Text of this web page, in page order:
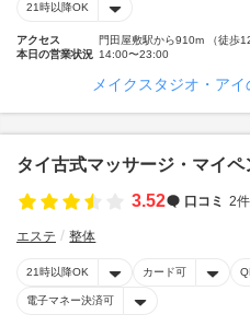
21時以降OK
アクセス
門田屋敷駅から910m （徒歩12
本日の営業状況 14:00〜23:00
メイクスタジオ・ア
タイ古式マッサージ・マイペ
3.52
口コミ 2件
エステ 整体
21時以降OK カード可
電子マネー決済可